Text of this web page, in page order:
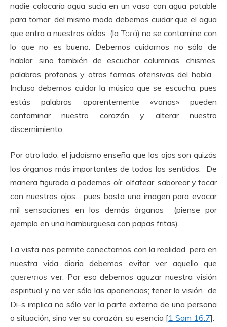
nadie colocaría agua sucia en un vaso con agua potable
para tomar, del mismo modo debemos cuidar que el agua
que entra a nuestros oídos (la Torá) no se contamine con
lo que no es bueno. Debemos cuidarnos no sólo de
hablar, sino también de escuchar calumnias, chismes,
palabras profanas y otras formas ofensivas del habla…
Incluso debemos cuidar la música que se escucha, pues
estás palabras aparentemente «vanas» pueden
contaminar nuestro corazón y alterar nuestro
discernimiento.
Por otro lado, el judaísmo enseña que los ojos son quizás
los órganos más importantes de todos los sentidos. De
manera figurada a podemos oír, olfatear, saborear y tocar
con nuestros ojos… pues basta una imagen para evocar
mil sensaciones en los demás órganos (piense por
ejemplo en una hamburguesa con papas fritas).
La vista nos permite conectarnos con la realidad, pero en
nuestra vida diaria debemos evitar ver aquello que
queremos ver. Por eso debemos aguzar nuestra visión
espiritual y no ver sólo las apariencias; tener la visión de
Di-s implica no sólo ver la parte externa de una persona
o situación, sino ver su corazón, su esencia [1 Sam 16:7].